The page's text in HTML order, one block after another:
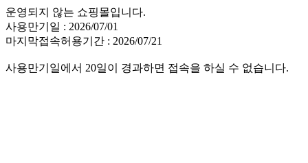
운영되지 않는 쇼핑몰입니다.
사용만기일 : 2026/07/01
마지막접속허용기간 : 2026/07/21
사용만기일에서 20일이 경과하면 접속을 하실 수 없습니다.